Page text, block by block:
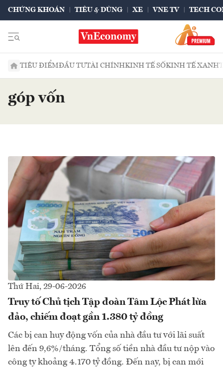
CHỨNG KHOÁN TIÊU & DÙNG XE VNE TV TECH
TIÊU ĐIỂMĐẦU TƯTÀI CHÍNHKINH TẾ SỐKINH TẾ XANH
góp vốn
Thứ Hai, 29-06-2026
Truy tố Chủ tịch Tập đoàn Tâm Lộc Phát lừa
đảo, chiếm đoạt gần 1.380 tỷ đồng
Các bị can huy động vốn của nhà đầu tư với lãi suất
lên đến 9,6%/tháng. Tổng số tiền nhà đầu tư nộp vào
công ty khoảng 4.170 tỷ đồng. Đến nay, bị can mới